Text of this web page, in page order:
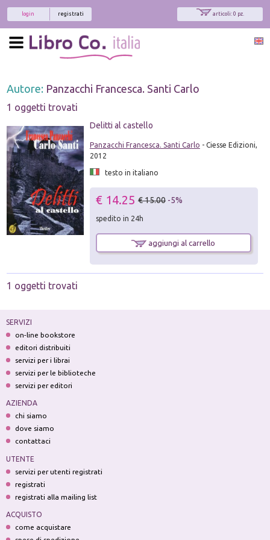
articoli: 0 pz.
registrati
login
Autore: Panzacchi Francesca. Santi Carlo
1 oggetti trovati
Delitti al castello
Panzacchi Francesca. Santi Carlo - Ciesse Edizioni,
2012
testo in italiano
€ 14.25 € 15.00 -5%
spedito in 24h
aggiungi al carrello
1 oggetti trovati
SERVIZI
on-line bookstore
editori distribuiti
servizi per i librai
servizi per le biblioteche
servizi per editori
AZIENDA
chi siamo
dove siamo
contattaci
UTENTE
servizi per utenti registrati
registrati
registrati alla mailing list
ACQUISTO
come acquistare